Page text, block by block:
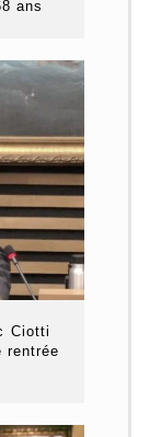
ans
Ciotti
rentrée